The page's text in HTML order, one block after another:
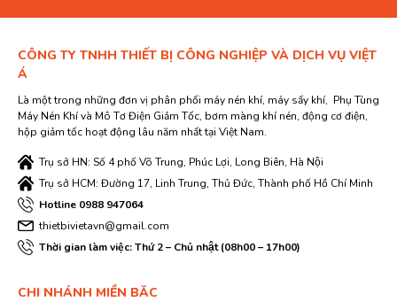
CÔNG TY TNHH THIẾT BỊ CÔNG NGHIỆP VÀ DỊCH VỤ VIỆT
Á
Là một trong những đơn vị phân phối máy nén khí, máy sấy khí, Phụ Tùng
Máy Nén Khí và Mô Tơ Điện Giảm Tốc, bơm màng khí nén, động cơ điện,
hộp giảm tốc hoạt động lâu năm nhất tại Việt Nam.
Trụ sở HN: Số 4 phố Võ Trung, Phúc Lợi, Long Biên, Hà Nội
Trụ sở HCM: Đường 17, Linh Trung, Thủ Đức, Thành phố Hồ Chí Minh
Hotline 0988 947064
thietbivietavn@gmail.com
Thời gian làm việc: Thứ 2 – Chủ nhật (08h00 – 17h00)
CHI NHÁNH MIỀN BĂC